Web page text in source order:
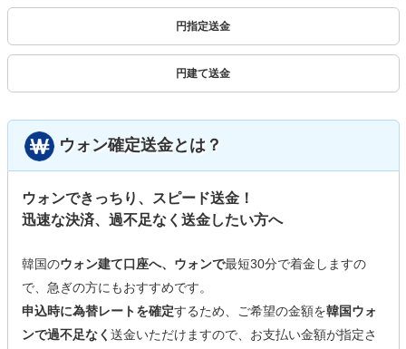
円指定送金
円建て送金
ウォン確定送金とは？
ウォンできっちり、スピード送金！
迅速な決済、過不足なく送金したい方へ
韓国のウォン建て口座へ、ウォンで最短30分で着金しますの
で、急ぎの方にもおすすめです。
申込時に為替レートを確定するため、ご希望の金額を韓国ウォ
ンで過不足なく 送金いただけますので、お支払い金額が指定さ